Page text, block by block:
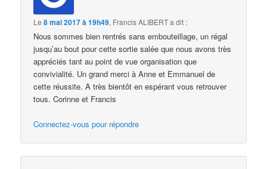
Le8 mai 2017 à 19h49, Francis ALIBERTa dit :
Nous sommes bien rentrés sans embouteillage, un régal
jusqu’au bout pour cette sortie salée que nous avons très
appréciés tant au point de vue organisation que
convivialité. Un grand merci à Anne et Emmanuel de
cette réussite. A très bientôt en espérant vous retrouver
tous. Corinne et Francis
Connectez-vous pour répondre